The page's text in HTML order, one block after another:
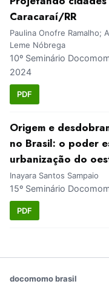
Caracaraí/RR
Paulina Onofre Ramalho;
Leme Nóbrega
10º Seminário
2024
PDF
Origem e
no Brasil: o poder
urbanização do
Inayara Santos Sampaio
15º Seminário
PDF
docomomo brasil